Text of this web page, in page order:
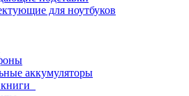
для ноутбуков
аккумуляторы